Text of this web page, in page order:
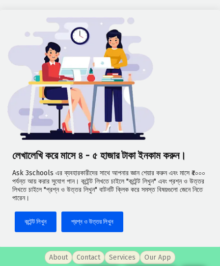
লেখালেখি করে মাসে ৪ - ৫ হাজার টাকা ইনকাম করুন।
Ask 3schools এর ব্যবহারকারীদের সাথে আপনার জ্ঞান শেয়ার করুন এবং মাসে ₹৫০০০
পর্যন্ত আয় করার সুযোগ পান। কন্টেন্ট লিখতে চাইলে "কন্টেন্ট লিখুন" এবং প্রশ্ন ও উত্তর
লিখতে চাইলে "প্রশ্ন ও উত্তর লিখুন" বাটনটি ক্লিক করে সমস্ত বিষয়গুলো জেনে নিতে
পারেন।
কন্টেন্ট লিখুন প্রশ্ন ও উত্তর লিখুন
About Contact Services Our App